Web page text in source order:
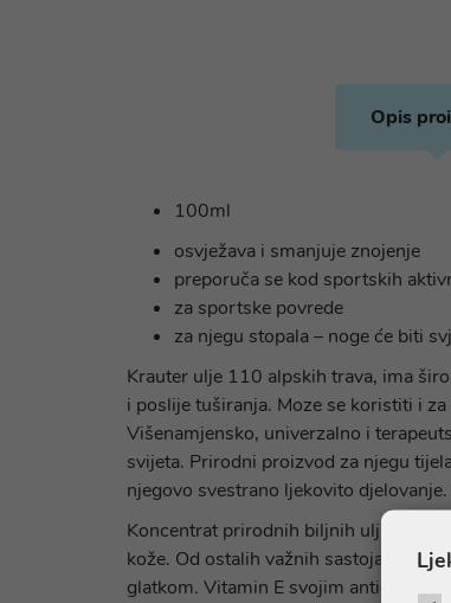
Opis
100ml
osvježava i smanjuje znojenje
preporuča se kod sportskih
za sportske povrede
za njegu stopala – noge će biti
Krauter ulje 110 alpskih trava, ima
i poslije tuširanja. Moze se koristiti i
Višenamjensko, univerzalno i
svijeta. Prirodni proizvod za njegu
njegovo svestrano ljekovito
Koncentrat prirodnih biljnih ulja iz
kože. Od ostalih važnih sastojaka za
glatkom. Vitamin E svojim